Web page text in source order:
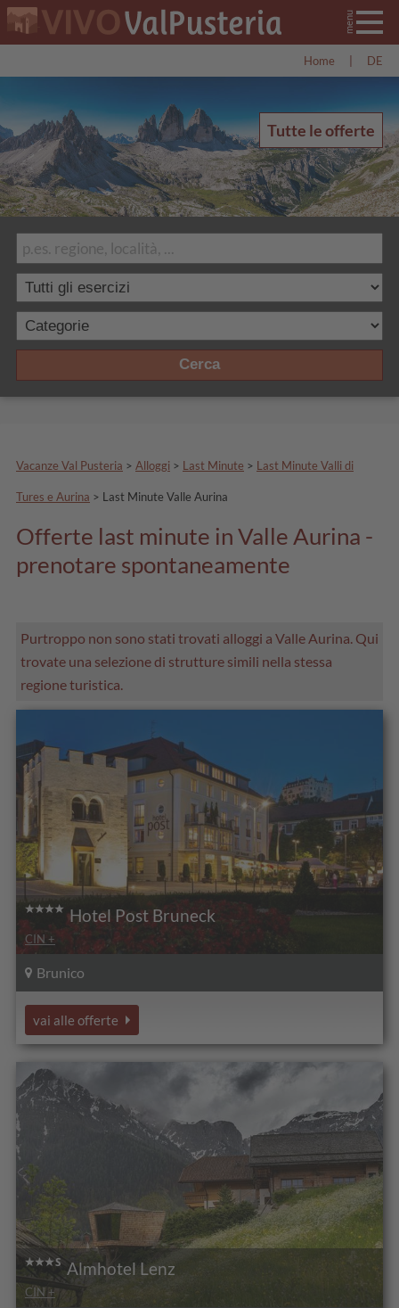
Home DE
Cerca
Tutte le offerte
Vacanze Val Pusteria > Alloggi > Last Minute > Last Minute Valli di
Tures e Aurina > Last Minute Valle Aurina
Offerte last minute in Valle Aurina -
prenotare spontaneamente
Purtroppo non sono stati trovati alloggi a Valle Aurina. Qui
trovate una selezione di strutture simili nella stessa
regione turistica.
Hotel Post Bruneck
CIN +
Brunico
vai alle offerte
Almhotel Lenz
CIN +